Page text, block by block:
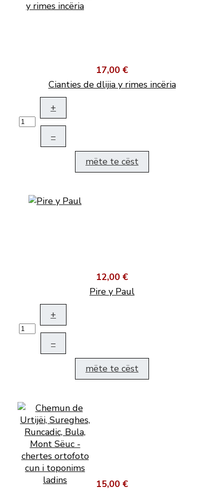
17,00 €
Cianties de dlijia y rimes incëria
+
–
mëte te cëst
12,00 €
Pire y Paul
+
–
mëte te cëst
15,00 €